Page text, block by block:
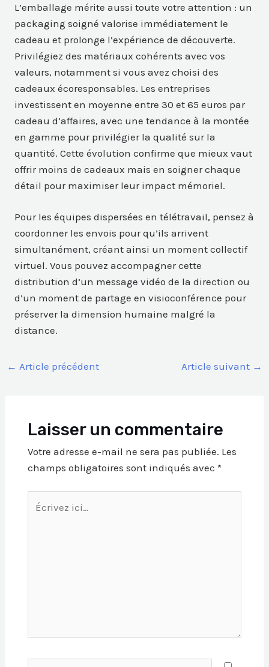
L’emballage mérite aussi toute votre attention : un
packaging soigné valorise immédiatement le
cadeau et prolonge l’expérience de découverte.
Privilégiez des matériaux cohérents avec vos
valeurs, notamment si vous avez choisi des
cadeaux écoresponsables. Les entreprises
investissent en moyenne entre 30 et 65 euros par
cadeau d’affaires, avec une tendance à la montée
en gamme pour privilégier la qualité sur la
quantité. Cette évolution confirme que mieux vaut
offrir moins de cadeaux mais en soigner chaque
détail pour maximiser leur impact mémoriel.
Pour les équipes dispersées en télétravail, pensez à
coordonner les envois pour qu’ils arrivent
simultanément, créant ainsi un moment collectif
virtuel. Vous pouvez accompagner cette
distribution d’un message vidéo de la direction ou
d’un moment de partage en visioconférence pour
préserver la dimension humaine malgré la
distance.
← Article précédent Article suivant →
Laisser un commentaire
Votre adresse e-mail ne sera pas publiée. Les
champs obligatoires sont indiqués avec *
ici…